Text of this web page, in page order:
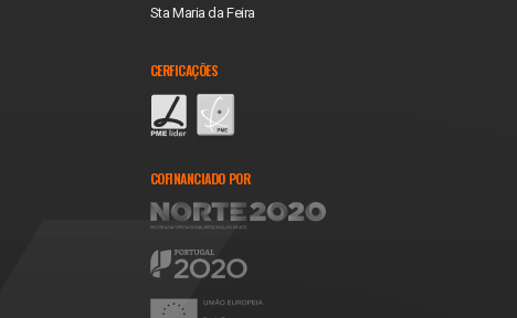
Sta Maria da Feira
CERFICAÇÕES
COFINANCIADO POR